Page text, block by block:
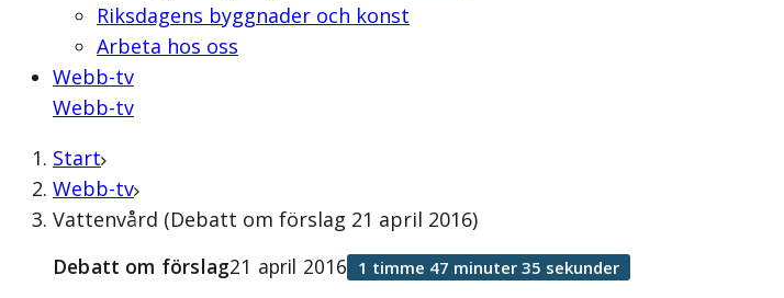
Riksdagens byggnader och konst
Arbeta hos oss
Webb-tv
Webb-tv
Start
Webb-tv
Vattenvård (Debatt om förslag 21 april 2016)
Debatt om förslag21 april 2016 1 timme 47 minuter 35 sekunder